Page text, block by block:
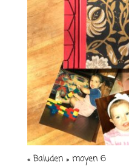
« Baluden » moyen 6